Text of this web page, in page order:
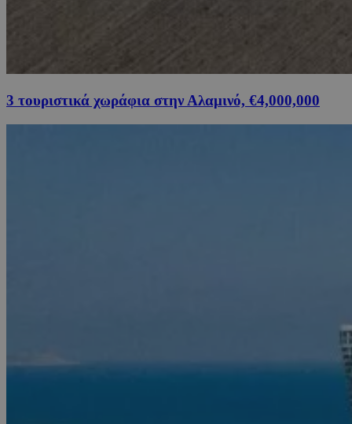
3 τουριστικά χωράφια στην Αλαμινό, €4,000,000